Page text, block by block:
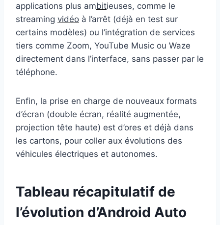
applications plus ambitieuses, comme le
streaming vidéo à l’arrêt (déjà en test sur
certains modèles) ou l’intégration de services
tiers comme Zoom, YouTube Music ou Waze
directement dans l’interface, sans passer par le
téléphone.
Enfin, la prise en charge de nouveaux formats
d’écran (double écran, réalité augmentée,
projection tête haute) est d’ores et déjà dans
les cartons, pour coller aux évolutions des
véhicules électriques et autonomes.
Tableau récapitulatif de
l’évolution d’Android Auto